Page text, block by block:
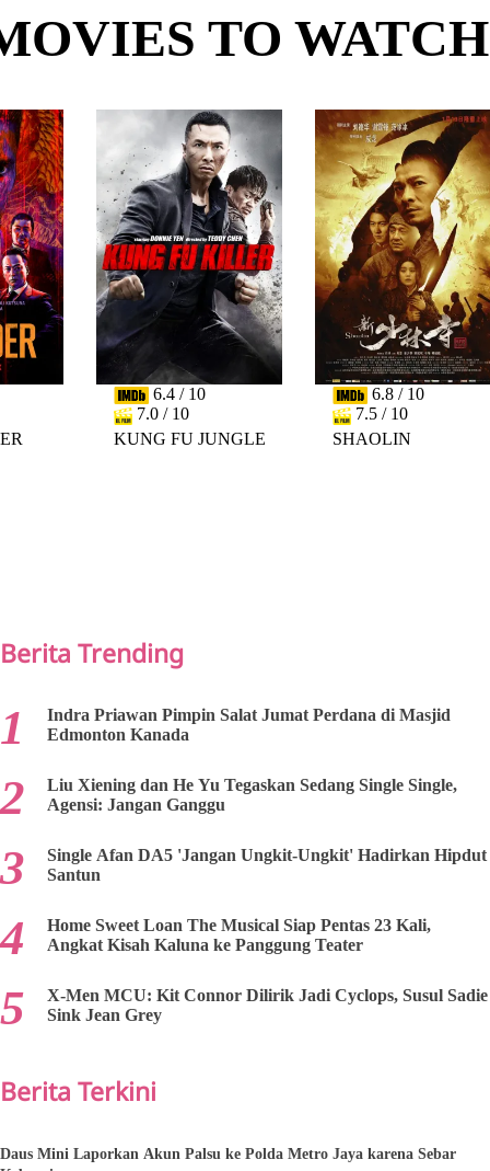
TO WATCH
6.4 / 10
7.0 / 10
KUNG FU JUNGLE
6.8 / 10
7.5 / 10
SHAOLIN
Berita Trending
Indra Priawan Pimpin Salat Jumat Perdana di Masjid
Edmonton Kanada
Liu Xiening dan He Yu Tegaskan Sedang Single Single,
Agensi: Jangan Ganggu
Single Afan DA5 'Jangan Ungkit-Ungkit' Hadirkan Hipdut
Santun
Home Sweet Loan The Musical Siap Pentas 23 Kali,
Angkat Kisah Kaluna ke Panggung Teater
X-Men MCU: Kit Connor Dilirik Jadi Cyclops, Susul Sadie
Sink Jean Grey
Berita Terkini
Daus Mini Laporkan Akun Palsu ke Polda Metro Jaya karena Sebar